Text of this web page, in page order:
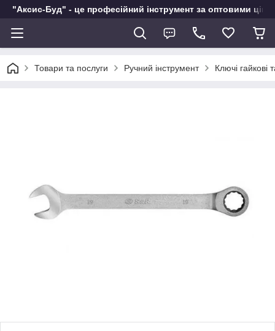
"Аксис-Буд" - це професійний інструмент за оптовими
Товари та послуги Ручний інструмент Ключі гайкові